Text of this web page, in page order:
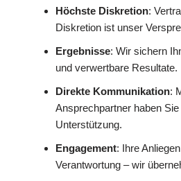
Höchste Diskretion:
Diskretion ist unser
Ergebnisse: Wir sichern
und verwertbare Resultate.
Direkte Kommunikation:
Ansprechpartner haben
Unterstützung.
Engagement: Ihre
Verantwortung – wir